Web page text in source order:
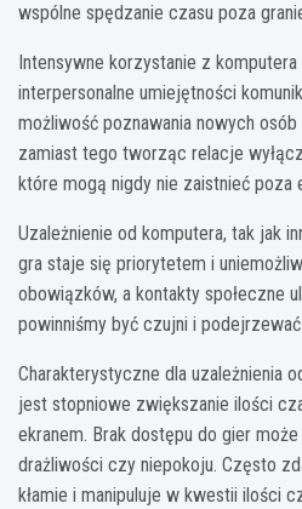
wspólne spędzanie czasu poza
Intensywne korzystanie z
interpersonalne umiejętności
możliwość poznawania nowych
zamiast tego tworząc relacje
które mogą nigdy nie zaistnieć poza
Uzależnienie od komputera, tak jak
gra staje się priorytetem i
obowiązków, a kontakty społeczne
powinniśmy być czujni i
Charakterystyczne dla uzależnienia
jest stopniowe zwiększanie ilości
ekranem. Brak dostępu do gier
drażliwości czy niepokoju. Często
kłamie i manipuluje w kwestii ilości